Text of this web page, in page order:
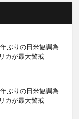
ぶりの日米協調為
カが最大警戒
ぶりの日米協調為
カが最大警戒